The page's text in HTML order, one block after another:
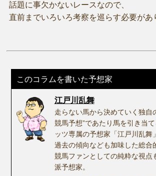
話題に事欠かないレースなので、
直前までいろいろ考察を巡らす必要があ
このコラムを書いた予想家
江戸川乱舞
走らない馬から決めていく独自
競馬予想”であたり馬を引き当
ッツ専属の予想家「江戸川乱舞
過去の傾向なども加味した総合
競馬ファンとしての純粋な視点
派予想家。